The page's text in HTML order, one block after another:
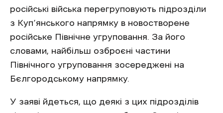
російські війська перегруповують підрозділи
з Куп’янського напрямку в новостворене
російське Північне угруповання. За його
словами, найбільш озброєні частини
Північного угруповання зосереджені на
Бєлгородському напрямку.
У заяві йдеться, що деякі з цих підрозділів